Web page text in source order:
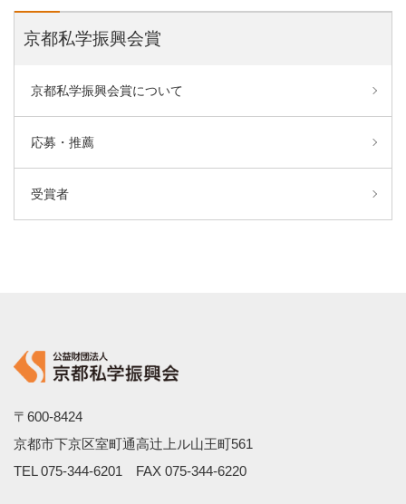
京都私学振興会賞
京都私学振興会賞について
応募・推薦
受賞者
〒600-8424
京都市下京区室町通高辻上ル山王町561
TEL 075-344-6201 FAX 075-344-6220